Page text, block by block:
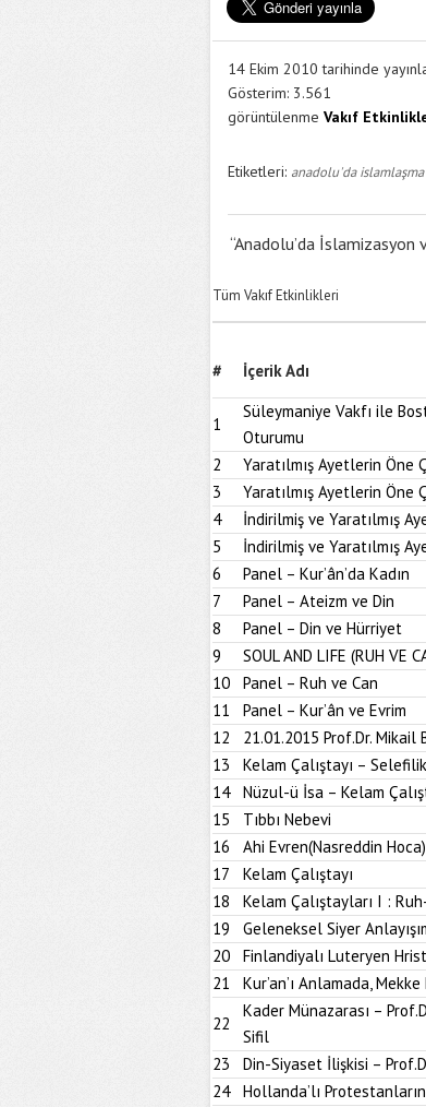
14 Ekim 2010 tarihinde
Gösterim: 3.561
görüntülenme Vakıf
Etiketleri: anadolu'da islamlaşma
“Anadolu’da
Tüm Vakıf Etkinlikleri
# İçerik Adı
1
Süleymaniye Vakfı ile
Oturumu
2
Yaratılmış Ayetlerin Öne
3
Yaratılmış Ayetlerin Öne
4
İndirilmiş ve Yaratılmış
5
İndirilmiş ve Yaratılmış
6
Panel – Kur’ân’da Kadın
7
Panel – Ateizm ve Din
8
Panel – Din ve Hürriyet
9
SOUL AND LIFE (RUH VE
10
Panel – Ruh ve Can
11
Panel – Kur’ân ve Evrim
12
21.01.2015 Prof.Dr. Mikail
13
Kelam Çalıştayı – Selefilik
14
Nüzul-ü İsa – Kelam
15
Tıbbı Nebevi
16
Ahi Evren(Nasreddin
17
Kelam Çalıştayı
18
Kelam Çalıştayları I :
19
Geleneksel Siyer
20
Finlandiyalı Luteryen
21
Kur’an’ı Anlamada,
22
Kader Münazarası –
Sifil
23
Din-Siyaset İlişkisi –
24
Hollanda’lı